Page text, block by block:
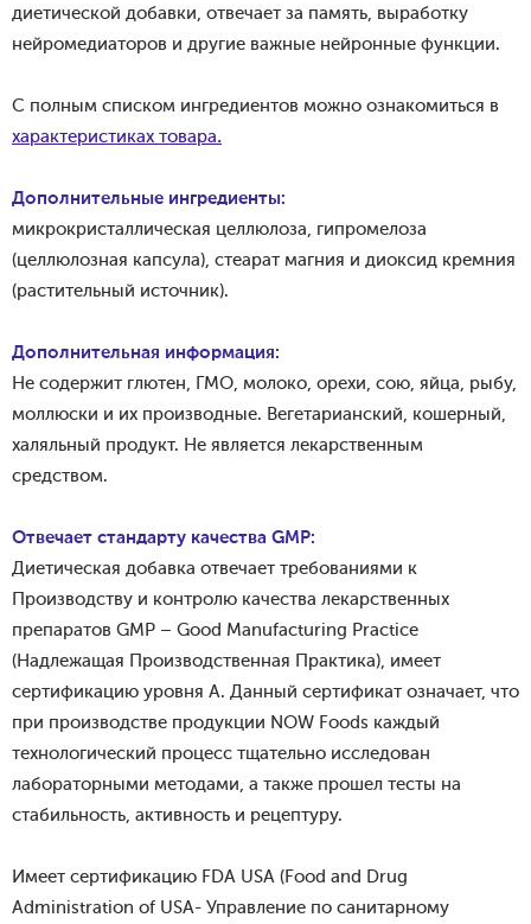
диетической добавки, отвечает за память, выработку
нейромедиаторов и другие важные нейронные функции.
С полным списком ингредиентов можно ознакомиться в
характеристиках товара.
Дополнительные ингредиенты:
микрокристаллическая целлюлоза, гипромелоза
(целлюлозная капсула), стеарат магния и диоксид кремния
(растительный источник).
Дополнительная информация:
Не содержит глютен, ГМО, молоко, орехи, сою, яйца, рыбу,
моллюски и их производные. Вегетарианский, кошерный,
халяльный продукт. Не является лекарственным
средством.
Отвечает стандарту качества GMP:
Диетическая добавка отвечает требованиями к
Производству и контролю качества лекарственных
препаратов GMP – Good Manufacturing Practice
(Надлежащая Производственная Практика), имеет
сертификацию уровня А. Данный сертификат означает, что
при производстве продукции NOW Foods каждый
технологический процесс тщательно исследован
лабораторными методами, а также прошел тесты на
стабильность, активность и рецептуру.
Имеет сертификацию FDA USA (Food and Drug
Administration of USA- Управление по санитарному